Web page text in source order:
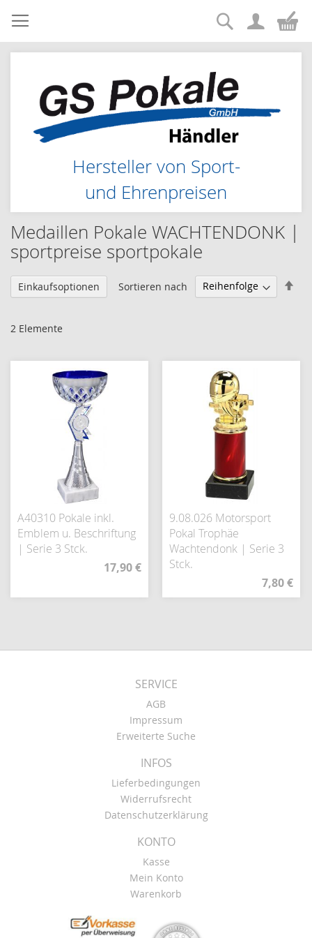
Zum
Inhalt
springen
Hersteller von Sport-
und Ehrenpreisen
Suche
Medaillen Pokale WACHTENDONK |
sportpreise sportpokale
Einkaufsoptionen
2 Elemente
Sortieren nach
A40310 Pokale inkl.
Emblem u. Beschriftung
| Serie 3 Stck.
17,90 €
9.08.026 Motorsport
Pokal Trophäe
Wachtendonk | Serie 3
Stck.
7,80 €
SERVICE
AGB
Impressum
Erweiterte Suche
INFOS
Lieferbedingungen
Widerrufsrecht
Datenschutzerklärung
KONTO
Kasse
Mein Konto
Warenkorb